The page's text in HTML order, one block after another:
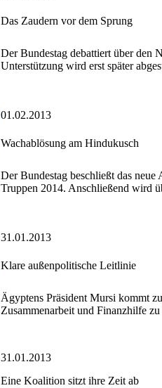
Das Zaudern vor dem Sprung
Der Bundestag debattiert über den
Unterstützung wird erst später
01.02.2013
Wachablösung am Hindukusch
Der Bundestag beschließt das
Truppen 2014. Anschließend wird
31.01.2013
Klare außenpolitische Leitlinie
Ägyptens Präsident Mursi kommt
Zusammenarbeit und Finanzhilfe
31.01.2013
Eine Koalition sitzt ihre Zeit ab